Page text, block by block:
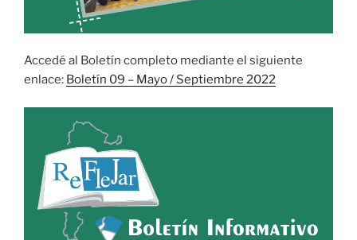
Accedé al Boletín completo mediante el siguiente
enlace: Boletín 09 – Mayo / Septiembre 2022